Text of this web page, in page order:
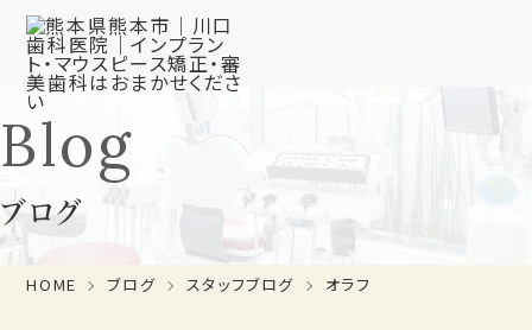
Blog
ブログ
HOME ブログ スタッフブログ オラフ